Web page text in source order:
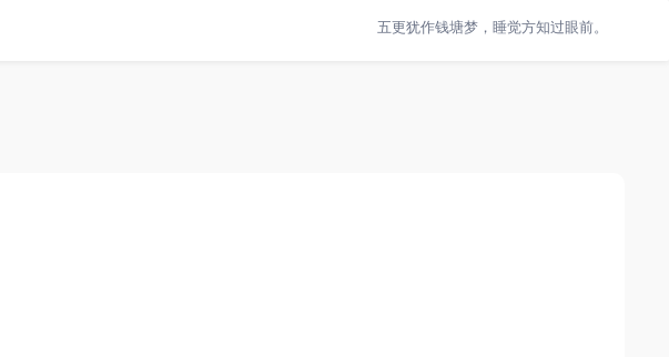
五更犹作钱塘梦，睡觉方知过眼前。